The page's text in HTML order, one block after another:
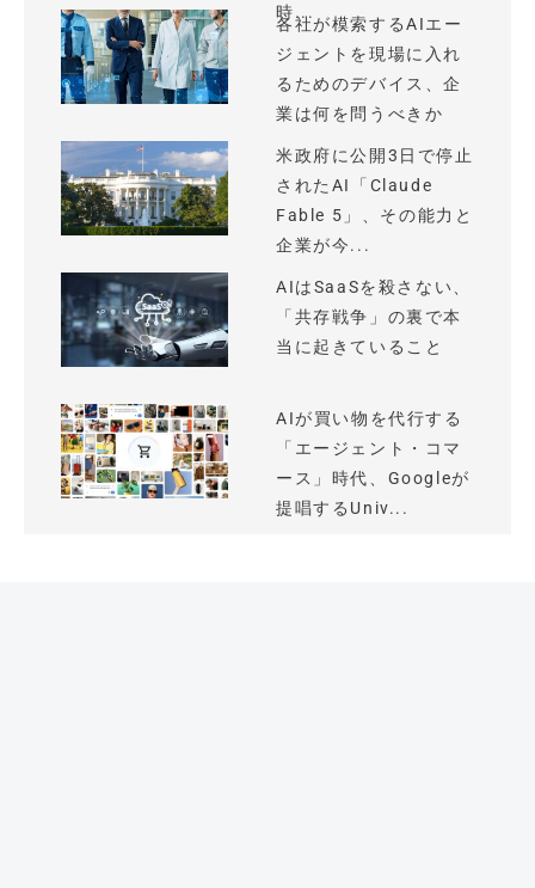
時...
各社が模索するAIエー
ジェントを現場に入れ
るためのデバイス、企
業は何を問うべきか
米政府に公開3日で停止
されたAI「Claude
Fable 5」、その能力と
企業が今...
AIはSaaSを殺さない、
「共存戦争」の裏で本
当に起きていること
AIが買い物を代行する
「エージェント・コマ
ース」時代、Googleが
提唱するUniv...